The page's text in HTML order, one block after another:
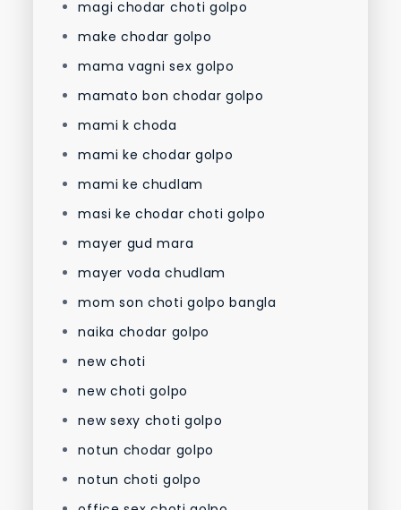
magi chodar choti golpo
make chodar golpo
mama vagni sex golpo
mamato bon chodar golpo
mami k choda
mami ke chodar golpo
mami ke chudlam
masi ke chodar choti golpo
mayer gud mara
mayer voda chudlam
mom son choti golpo bangla
naika chodar golpo
new choti
new choti golpo
new sexy choti golpo
notun chodar golpo
notun choti golpo